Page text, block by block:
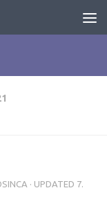
· UPDATED 7.